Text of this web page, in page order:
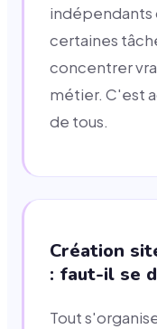
indépendants
certaines
concentrer
métier. C'est
de tous.
Création
: faut-il se
Tout